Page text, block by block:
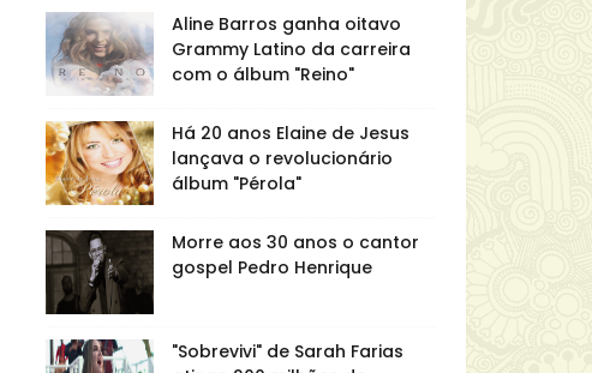
Aline Barros ganha oitavo
Grammy Latino da carreira
com o álbum "Reino"
Há 20 anos Elaine de Jesus
lançava o revolucionário
álbum "Pérola"
Morre aos 30 anos o cantor
gospel Pedro Henrique
"Sobrevivi" de Sarah Farias